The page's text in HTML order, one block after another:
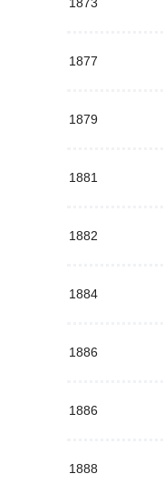
1877
1879
1881
1882
1884
1886
1886
1888